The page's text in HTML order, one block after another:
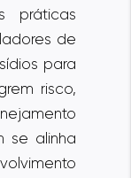
práticas
de
para
risco,
se alinha